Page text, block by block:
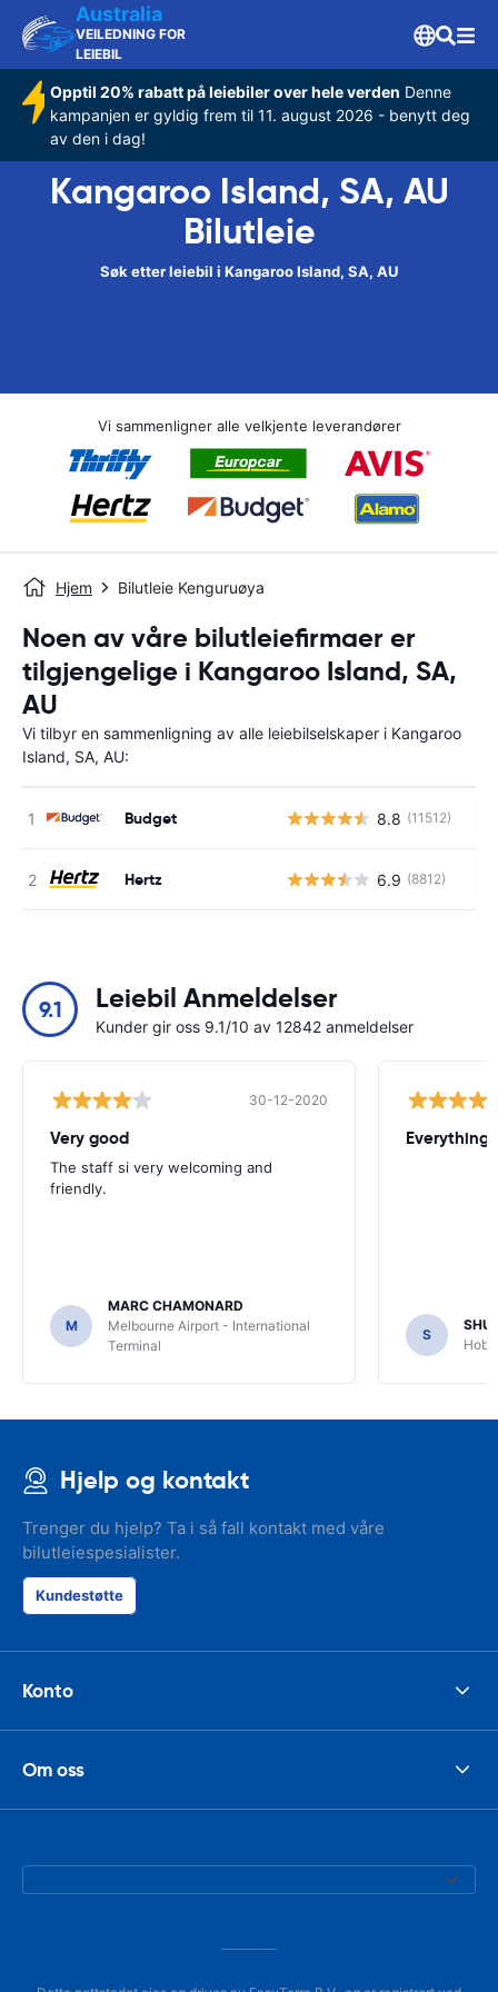
Australia
VEILEDNING FOR
LEIEBIL
Opptil 20% rabatt på leiebiler over hele verden Denne
kampanjen er gyldig frem til 11. august 2026 - benytt deg
av den i dag!
Kangaroo Island, SA, AU
Bilutleie
Søk etter leiebil i Kangaroo Island, SA, AU
Vi sammenligner alle velkjente leverandører
Hjem Bilutleie Kenguruøya
Noen av våre bilutleiefirmaer er
tilgjengelige i Kangaroo Island, SA,
AU
Vi tilbyr en sammenligning av alle leiebilselskaper i Kangaroo
Island, SA, AU:
Budget 8.8 (11512)
Hertz 6.9 (8812)
9.1 Leiebil Anmeldelser
Kunder gir oss 9.1/10 av 12842 anmeldelser
30-12-2020
Very good
The staff si very welcoming and
friendly.
M
MARC CHAMONARD
Melbourne Airport - International
Terminal
Everything
S
Hjelp og kontakt
Trenger du hjelp? Ta i så fall kontakt med våre
bilutleiespesialister.
Kundestøtte
Konto
Om oss